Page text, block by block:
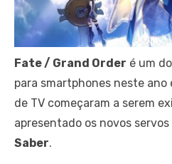
Fate / Grand Order é um
para smartphones neste ano
de TV começaram a serem
apresentado os novos
Saber.